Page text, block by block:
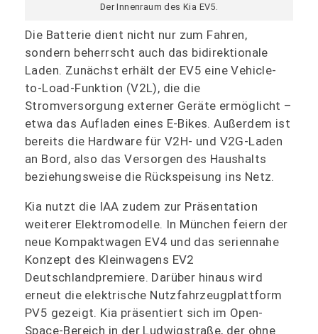
Der Innenraum des Kia EV5.
Die Batterie dient nicht nur zum Fahren,
sondern beherrscht auch das bidirektionale
Laden. Zunächst erhält der EV5 eine Vehicle-
to-Load-Funktion (V2L), die die
Stromversorgung externer Geräte ermöglicht –
etwa das Aufladen eines E-Bikes. Außerdem ist
bereits die Hardware für V2H- und V2G-Laden
an Bord, also das Versorgen des Haushalts
beziehungsweise die Rückspeisung ins Netz.
Kia nutzt die IAA zudem zur Präsentation
weiterer Elektromodelle. In München feiern der
neue Kompaktwagen EV4 und das seriennahe
Konzept des Kleinwagens EV2
Deutschlandpremiere. Darüber hinaus wird
erneut die elektrische Nutzfahrzeugplattform
PV5 gezeigt. Kia präsentiert sich im Open-
Space-Bereich in der Ludwigstraße, der ohne